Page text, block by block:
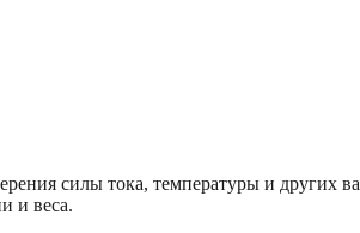
силы тока, температуры и
и веса.